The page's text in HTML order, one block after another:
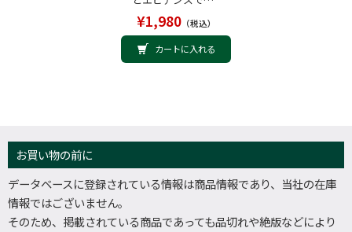
者のスキンケア
¥1,980（税込）
カートに入れる
お買い物の前に
データベースに登録されている情報は商品情報であり、当社の在庫
情報ではございません。
そのため、掲載されている商品であっても品切れや絶版などにより